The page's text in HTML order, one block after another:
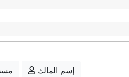
إسم المالك